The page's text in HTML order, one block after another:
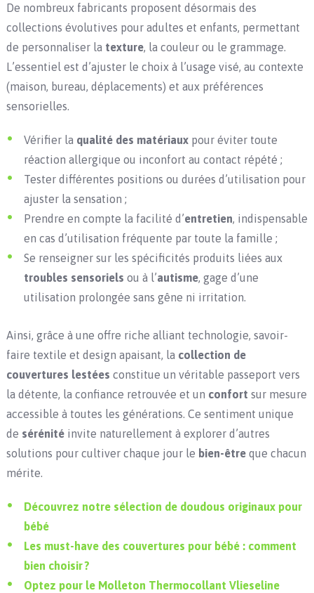
De nombreux fabricants proposent désormais des
collections évolutives pour adultes et enfants, permettant
de personnaliser la texture, la couleur ou le grammage.
L’essentiel est d’ajuster le choix à l’usage visé, au contexte
(maison, bureau, déplacements) et aux préférences
sensorielles.
Vérifier la qualité des matériauxpour éviter toute
réaction allergique ou inconfort au contact répété ;
Tester différentes positions ou durées d’utilisation pour
ajuster la sensation ;
Prendre en compte la facilité d’entretien, indispensable
en cas d’utilisation fréquente par toute la famille ;
Se renseigner sur les spécificités produits liées aux
troubles sensoriels ou à l’autisme, gage d’une
utilisation prolongée sans gêne ni irritation.
Ainsi, grâce à une offre riche alliant technologie, savoir-
faire textile et design apaisant, la collection de
couvertures lestées constitue un véritable passeport vers
la détente, la confiance retrouvée et un confort sur mesure
accessible à toutes les générations. Ce sentiment unique
de sérénitéinvite naturellement à explorer d’autres
solutions pour cultiver chaque jour le bien-êtreque chacun
mérite.
Découvrez notre sélection de doudous originaux pour
bébé
Les must-have des couvertures pour bébé : comment
bien choisir ?
Optez pour le Molleton Thermocollant Vlieseline